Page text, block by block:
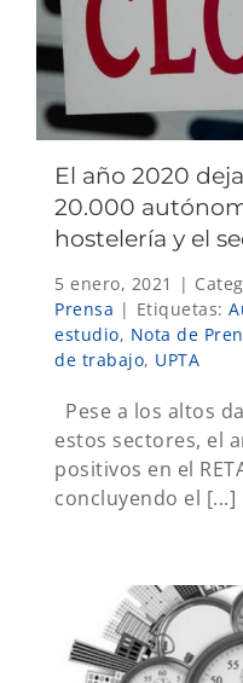
El año 2020
20.000
hostelería y el
5 enero, 2021 |
Prensa | Etiquetas:
estudio, Nota de
de trabajo, UPTA
Pese a los altos
estos sectores, el
positivos en el
concluyendo el [...]